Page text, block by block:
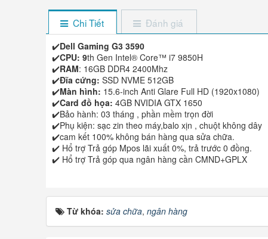
Chi Tiết Đánh giá
✔️Dell Gaming G3 3590
✔️CPU: 9th Gen Intel® Core™ i7 9850H
✔️RAM: 16GB DDR4 2400Mhz
✔️Đĩa cứng: SSD NVME 512GB
✔️Màn hình: 15.6-inch Anti Glare Full HD (1920x1080)
✔️Card đồ họa: 4GB NVIDIA GTX 1650
✔️Bảo hành: 03 tháng , phần mềm trọn đời
✔️Phụ kiện: sạc zin theo máy,balo xịn , chuột không dây
✔️cam kết 100% không bán hàng qua sửa chữa.
✔️ Hổ trợ Trả góp Mpos lãi xuất 0%, trả trước 0 đồng.
✔️ Hổ trợ Trả góp qua ngân hàng cần CMND+GPLX
Từ khóa: sửa chữa, ngân hàng